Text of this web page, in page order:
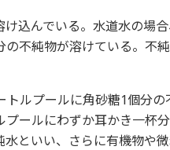
込んでいる。水道水の場
不純物が溶けている。不
ルプールに角砂糖1個分
ールにわずか耳かき一杯
といい、さらに有機物や